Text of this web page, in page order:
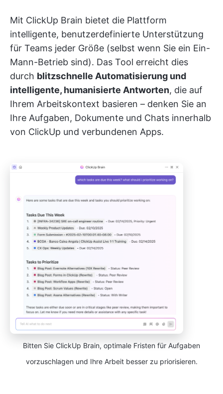
Mit ClickUp Brain bietet die Plattform
intelligente, benutzerdefinierte Unterstützung
für Teams jeder Größe (selbst wenn Sie ein Ein-
Mann-Betrieb sind). Das Tool erreicht dies
durch blitzschnelle Automatisierung und
intelligente, humanisierte Antworten, die auf
Ihrem Arbeitskontext basieren – denken Sie an
Ihre Aufgaben, Dokumente und Chats innerhalb
von ClickUp und verbundenen Apps.
Bitten Sie ClickUp Brain, optimale Fristen für Aufgaben
vorzuschlagen und Ihre Arbeit besser zu priorisieren.